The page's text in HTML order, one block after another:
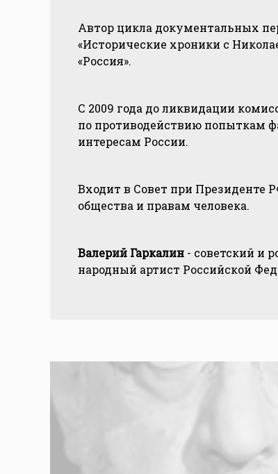
Автор цикла документальных
«Исторические хроники с
«Россия».
С 2009 года до ликвидации
по противодействию попыткам
интересам России.
Входит в Совет при Президенте
общества и правам человека.
Валерий Гаркалин - советский и
народный артист Российской